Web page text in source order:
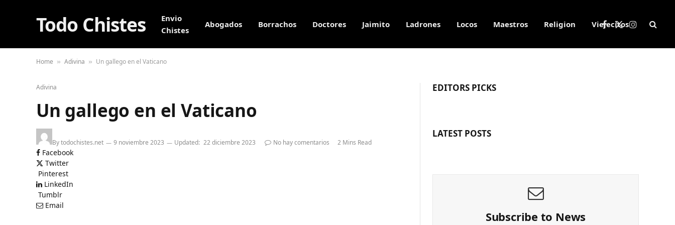
Todo Chistes
Envio
Chistes
Abogados Borrachos Doctores Jaimito Ladrones Locos Maestros Religion Viejecitos
Facebook
X
Instagram
Home » Adivina » Un gallego en el Vaticano
Adivina
Un gallego en el Vaticano
Bytodochistes.net 9 noviembre 2023 Updated: 22 diciembre 2023 No hay comentarios 2 Mins Read
Facebook
Twitter
Pinterest
LinkedIn
Tumblr
Email
EDITORS PICKS
LATEST POSTS
Subscribe to News